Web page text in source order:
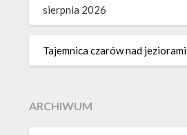
sierpnia 2026
Tajemnica czarów nad jeziorami
ARCHIWUM